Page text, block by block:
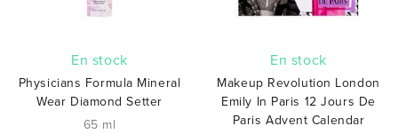
En stock
Physicians Formula Mineral
Wear Diamond Setter
65 ml
En stock
Makeup Revolution London
Emily In Paris 12 Jours De
Paris Advent Calendar